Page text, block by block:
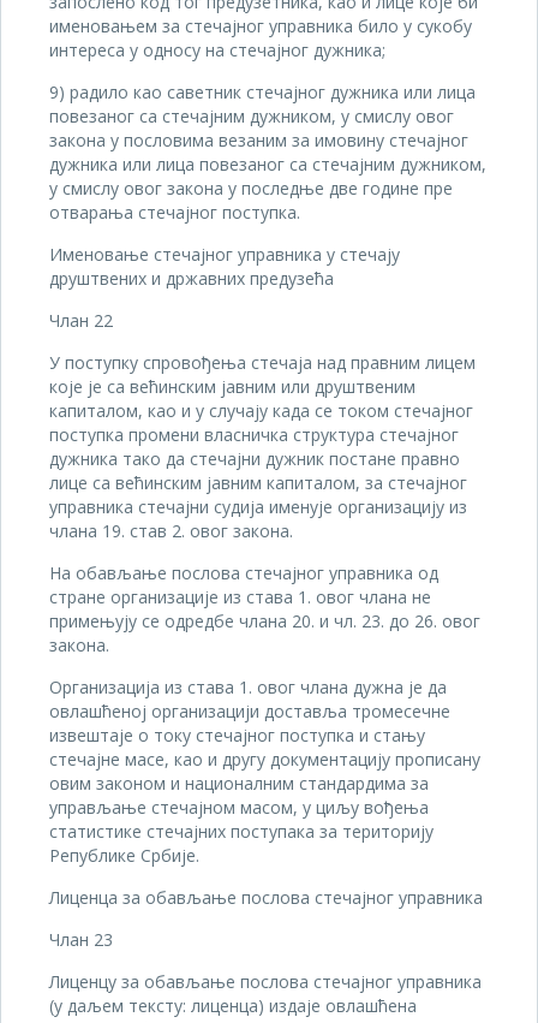
именовањем за стечајног управника било у сукобу
интереса у односу на стечајног дужника;
9) радило као саветник стечајног дужника или лица
повезаног са стечајним дужником, у смислу овог
закона у пословима везаним за имовину стечајног
дужника или лица повезаног са стечајним дужником,
у смислу овог закона у последње две године пре
отварања стечајног поступка.
Именовање стечајног управника у стечају
друштвених и државних предузећа
Члан 22
У поступку спровођења стечаја над правним лицем
које је са већинским јавним или друштвеним
капиталом, као и у случају када се током стечајног
поступка промени власничка структура стечајног
дужника тако да стечајни дужник постане правно
лице са већинским јавним капиталом, за стечајног
управника стечајни судија именује организацију из
члана 19. став 2. овог закона.
На обављање послова стечајног управника од
стране организације из става 1. овог члана не
примењују се одредбе члана 20. и чл. 23. до 26. овог
закона.
Организација из става 1. овог члана дужна је да
овлашћеној организацији доставља тромесечне
извештаје о току стечајног поступка и стању
стечајне масе, као и другу документацију прописану
овим законом и националним стандардима за
управљање стечајном масом, у циљу вођења
статистике стечајних поступака за територију
Републике Србије.
Лиценца за обављање послова стечајног управника
Члан 23
Лиценцу за обављање послова стечајног управника
(у даљем тексту: лиценца) издаје овлашћена